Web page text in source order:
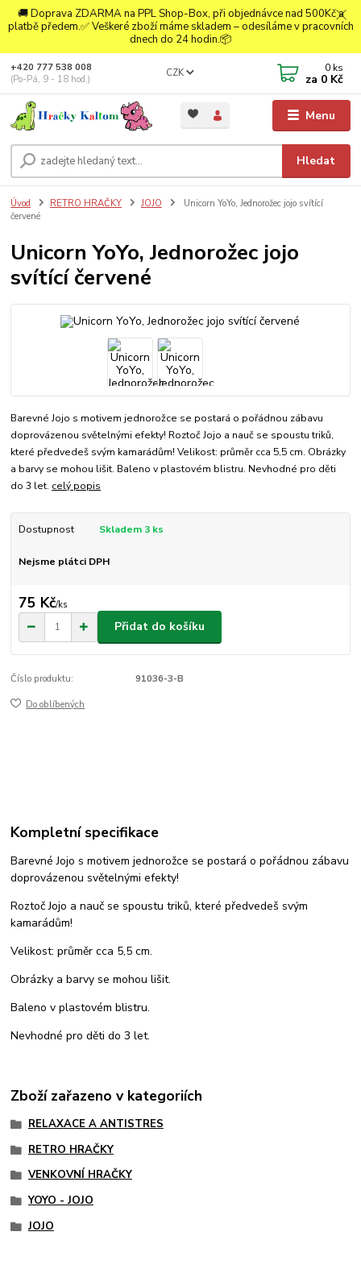
🚚 Doprava ZDARMA na PPL Shop-Box, při objednávce nad 500Kč a
platbě předem.✅ Veškeré zboží máme skladem – odesíláme v pracovních
dnech do 24 hodin.📦
Menu
CZK
Hledat
+420 777 538 008
(Po-Pá, 9 - 18 hod.)
0 ks
za 0 Kč
Úvod RETRO HRAČKY JOJO
Unicorn YoYo, Jednorožec jojo svítící
červené
Unicorn YoYo, Jednorožec jojo
svítící červené
Barevné Jojo s motivem jednorožce se postará o pořádnou zábavu
doprovázenou světelnými efekty! Roztoč Jojo a nauč se spoustu triků,
které předvedeš svým kamarádům! Velikost: průměr cca 5,5 cm. Obrázky
a barvy se mohou lišit. Baleno v plastovém blistru. Nevhodné pro děti
do 3 let. celý popis
Dostupnost Skladem 3 ks
Nejsme plátci DPH
75 Kč/ks
Přidat do košíku
Číslo produktu: 91036-3-B
Do oblíbených
Kompletní specifikace
Barevné Jojo s motivem jednorožce se postará o pořádnou zábavu
doprovázenou světelnými efekty!
Roztoč Jojo a nauč se spoustu triků, které předvedeš svým
kamarádům!
Velikost: průměr cca 5,5 cm.
Obrázky a barvy se mohou lišit.
Baleno v plastovém blistru.
Nevhodné pro děti do 3 let.
Zboží zařazeno v kategoriích
RELAXACE A ANTISTRES
RETRO HRAČKY
VENKOVNÍ HRAČKY
YOYO - JOJO
JOJO